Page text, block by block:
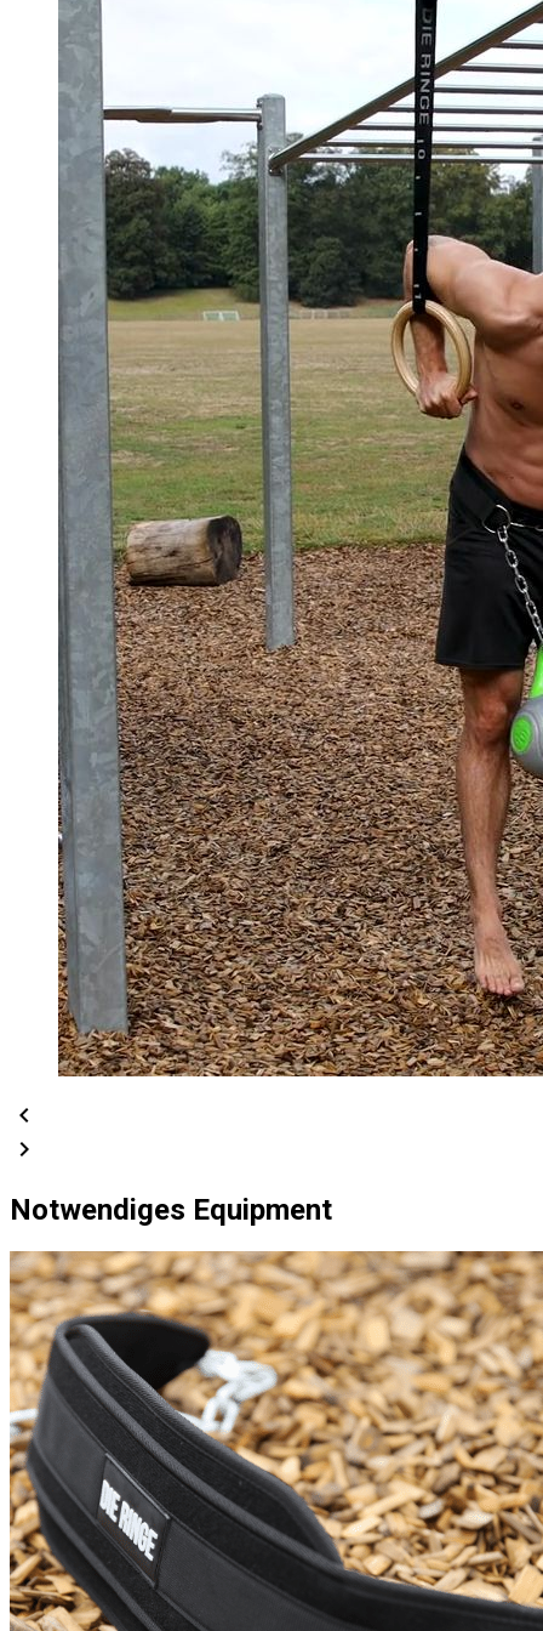
chevron_left
chevron_right
Notwendiges Equipment